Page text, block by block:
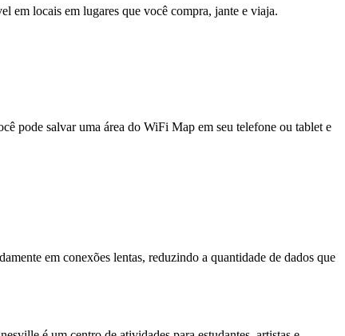
em locais em lugares que você compra, jante e viaja.
pode salvar uma área do WiFi Map em seu telefone ou tablet e
em conexões lentas, reduzindo a quantidade de dados que